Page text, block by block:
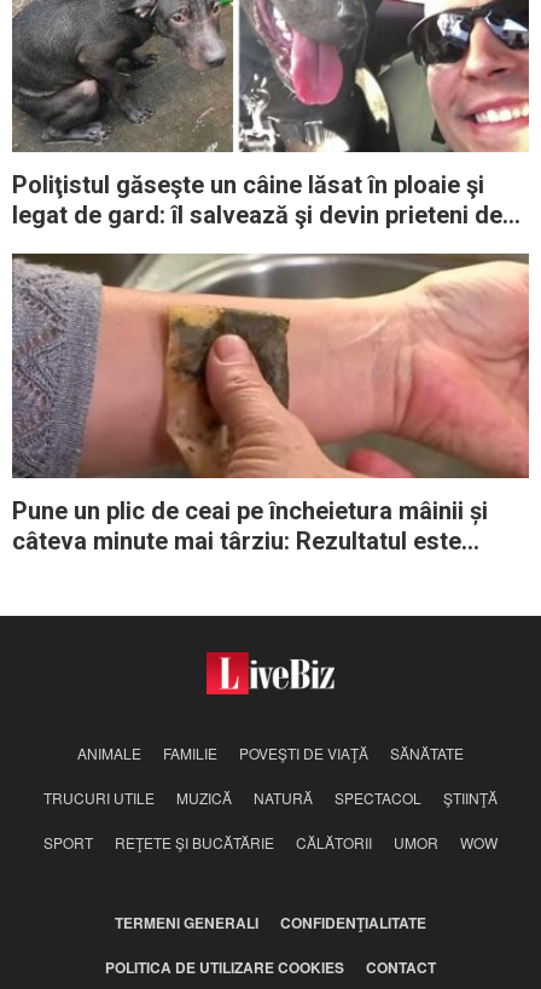
Poliţistul găseşte un câine lăsat în ploaie şi
legat de gard: îl salvează şi devin prieteni de
Pune un plic de ceai pe încheietura mâinii și
câteva minute mai târziu: Rezultatul este
ANIMALE FAMILIE POVEŞTI DE VIAŢĂ SĂNĂTATE
TRUCURI UTILE MUZICĂ NATURĂ SPECTACOL ŞTIINŢĂ
SPORT REŢETE ŞI BUCĂTĂRIE CĂLĂTORII UMOR WOW
TERMENI GENERALI CONFIDENŢIALITATE
POLITICA DE UTILIZARE COOKIES CONTACT